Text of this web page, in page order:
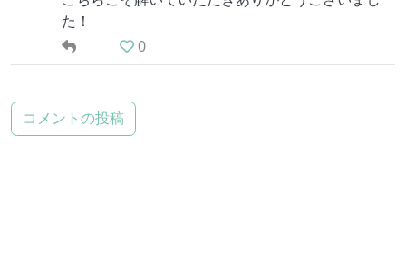
た！
0
コメントの投稿